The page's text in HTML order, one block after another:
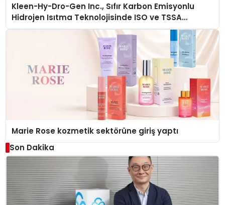
Kleen-Hy-Dro-Gen Inc., Sıfır Karbon Emisyonlu
Hidrojen Isıtma Teknolojisinde ISO ve TSSA
Düzenleyici Onaylarını Aldı
Marie Rose kozmetik sektörüne giriş yaptı
Son Dakika